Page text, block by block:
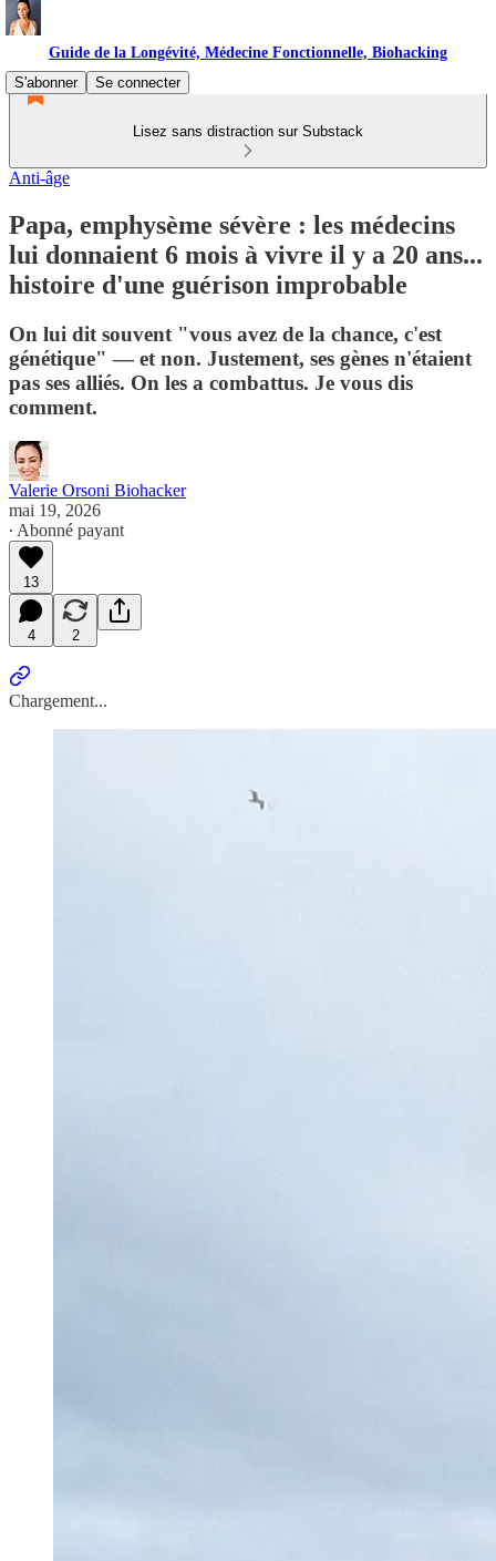
Guide de la Longévité, Médecine Fonctionnelle, Biohacking
S'abonner
Se connecter
Lisez sans distraction sur Substack
Anti-âge
Papa, emphysème sévère : les médecins
lui donnaient 6 mois à vivre il y a 20 ans...
histoire d'une guérison improbable
On lui dit souvent "vous avez de la chance, c'est
génétique" — et non. Justement, ses gènes n'étaient
pas ses alliés. On les a combattus. Je vous dis
comment.
Valerie Orsoni Biohacker
mai 19, 2026
∙ Abonné payant
13
4 2
Chargement...